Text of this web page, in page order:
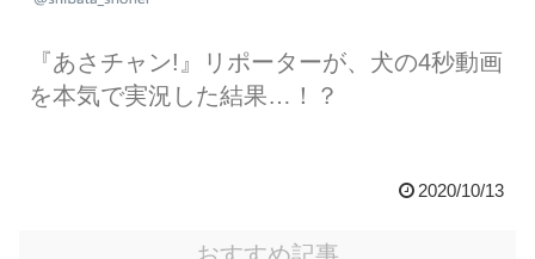
『あさチャン!』リポーターが、犬の4秒動画
を本気で実況した結果…！？
2020/10/13